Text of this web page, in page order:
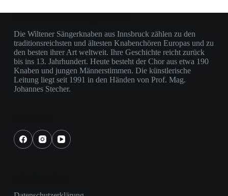
Die Wiltener Sängerknaben aus Innsbruck zählen zu den
traditionsreichsten und ältesten Knabenchören Europas und zu
den besten ihrer Art weltweit. Ihre Geschichte reicht zurück
bis ins 13. Jahrhundert. Heute besteht der Chor aus etwa 190
Knaben und jungen Männerstimmen. Die künstlerische
Leitung liegt seit 1991 in den Händen von Prof. Mag.
Johannes Stecher.